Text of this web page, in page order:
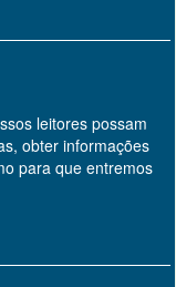
leitores possam
obter informações
para que entremos